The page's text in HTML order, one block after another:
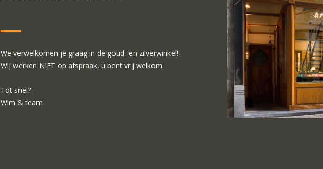
We verwelkomen je graag in de goud- en zilverwinkel!
Wij werken NIET op afspraak, u bent vrij welkom.
Tot snel?
Wim & team